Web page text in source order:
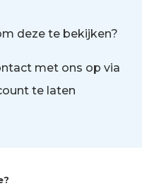
deze te bekijken?
met ons op via
te laten